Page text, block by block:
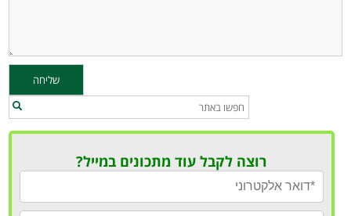
רוצה לקבל עוד מתכונים במייל?